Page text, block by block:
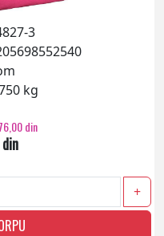
3
kg
din
+